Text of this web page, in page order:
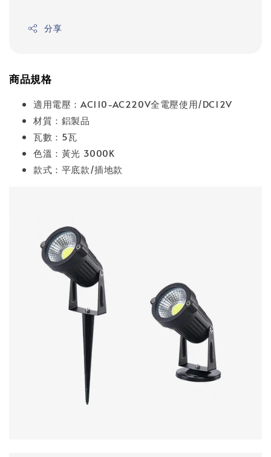
分享
商品規格
適用電壓：AC110-AC220V全電壓使用/DC12V
材質：鋁製品
瓦數：5瓦
色溫：黃光 3000K
款式：平底款/插地款